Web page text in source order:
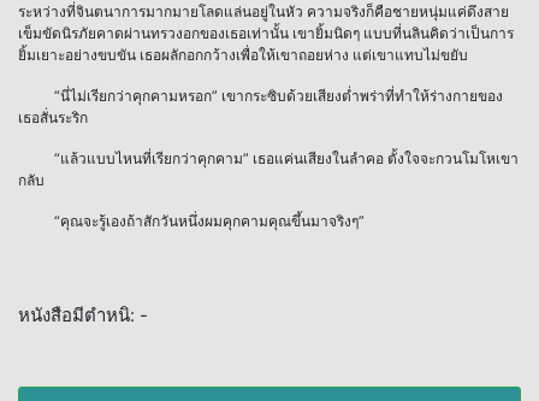
ระหว่างที่จินตนาการมากมายโลดแล่นอยู่ในหัว ความจริงก็คือชายหนุ่มแค่ดึงสาย
เข็มขัดนิรภัยคาดผ่านทรวงอกของเธอเท่านั้น เขายิ้มนิดๆ แบบที่นลินคิดว่าเป็นการ
ยิ้มเยาะอย่างขบขัน เธอผลักอกกว้างเพื่อให้เขาถอยห่าง แต่เขาแทบไม่ขยับ
“นี่ไม่เรียกว่าคุกคามหรอก” เขากระซิบด้วยเสียงต่ำพร่าที่ทำให้ร่างกายของ
เธอสั่นระริก
“แล้วแบบไหนที่เรียกว่าคุกคาม” เธอแค่นเสียงในลำคอ ตั้งใจจะกวนโมโหเขา
กลับ
“คุณจะรู้เองถ้าสักวันหนึ่งผมคุกคามคุณขึ้นมาจริงๆ”
หนังสือมีตำหนิ: -